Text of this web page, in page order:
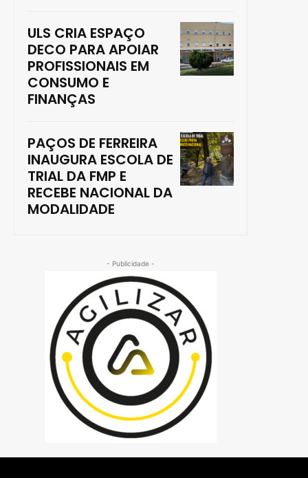
ULS CRIA ESPAÇO
DECO PARA APOIAR
PROFISSIONAIS EM
CONSUMO E
FINANÇAS
PAÇOS DE FERREIRA
INAUGURA ESCOLA DE
TRIAL DA FMP E
RECEBE NACIONAL DA
MODALIDADE
- Publicidade -